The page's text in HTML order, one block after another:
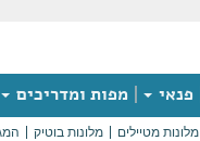
פנאי מפות ומדריכים
מלונות מטיילים מלונות בוטיק